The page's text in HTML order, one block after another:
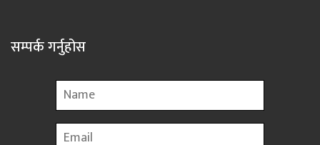
सम्पर्क गर्नुहोस
Name
Email